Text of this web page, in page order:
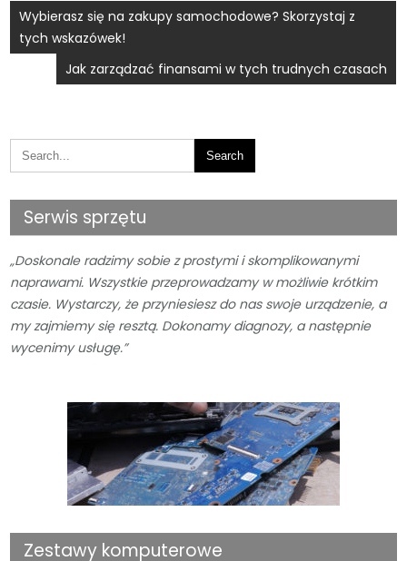
Nawigacja
wpisu
Wybierasz się na zakupy samochodowe? Skorzystaj z
tych wskazówek!
Jak zarządzać finansami w tych trudnych czasach
Serwis sprzętu
„Doskonale radzimy sobie z prostymi i skomplikowanymi
naprawami. Wszystkie przeprowadzamy w możliwie krótkim
czasie. Wystarczy, że przyniesiesz do nas swoje urządzenie, a
my zajmiemy się resztą. Dokonamy diagnozy, a następnie
wycenimy usługę.”
Zestawy komputerowe